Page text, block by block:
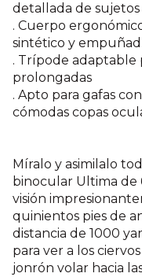
detallada de
. Cuerpo
sintético y
. Trípode adaptable
prolongadas
. Apto para gafas
cómodas copas
Míralo y asimilalo
binocular Ultima de
visión
quinientos pies de
distancia de 1000
para ver a los
jonrón volar hacia